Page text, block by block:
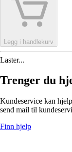
Legg i handlekurv
Laster...
Trenger du
Kundeservice kan
send mail til
Finn hjelp